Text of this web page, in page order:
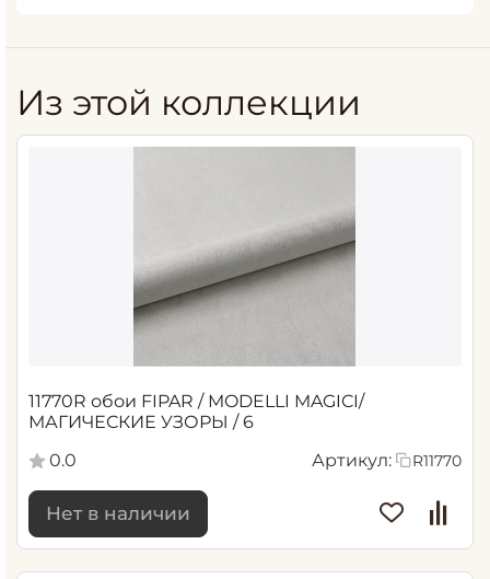
Из этой коллекции
11770R обои FIPAR / MODELLI MAGICI/
МАГИЧЕСКИЕ УЗОРЫ / 6
0.0
Артикул: R11770
Нет в наличии